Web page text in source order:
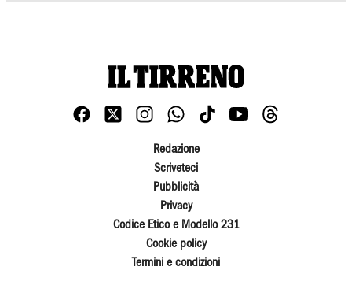
Redazione
Scriveteci
Pubblicità
Privacy
Codice Etico e Modello 231
Cookie policy
Termini e condizioni